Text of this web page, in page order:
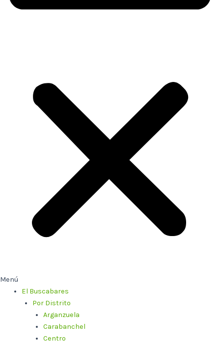
Menú
El Buscabares
Por Distrito
Arganzuela
Carabanchel
Centro